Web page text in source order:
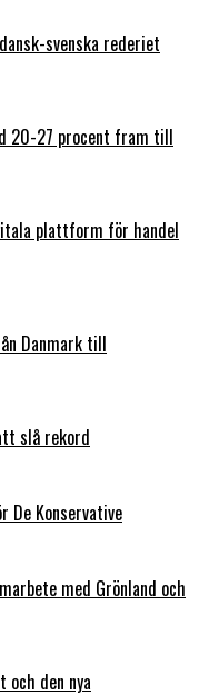
svenska rederiet
20-27 procent fram till
plattform för handel
Danmark till
slå rekord
Konservative
med Grönland och
och den nya